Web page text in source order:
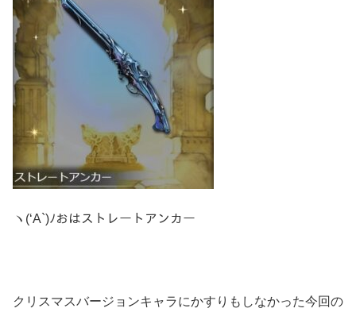
ヽ(‘A`)ﾉおはストレートアンカー
クリスマスバージョンキャラにかすりもしなかった今回の